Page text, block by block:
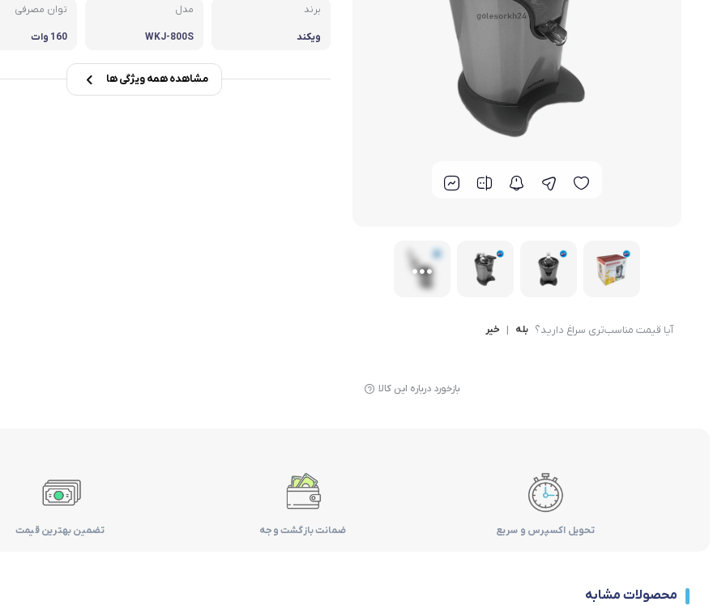
گوشتکوب برقی لوازم خانگی مکمل سبد آشپزخانه
ترازوی آشپزخانه و شخصی
لوازم جانبی تابه پیتزاپز
آیا قیمت مناسب‌تری سراغ دارید؟ بله | خیر
بازخورد درباره این کالا
برند
ویکند
مدل
WKJ-800S
توان مصرفی
160 وات
مشاهده همه ویژگی ها
تحویل اکسپرس و سریع ضمانت بازگشت وجه تضمین بهترین قیمت
محصولات مشابه